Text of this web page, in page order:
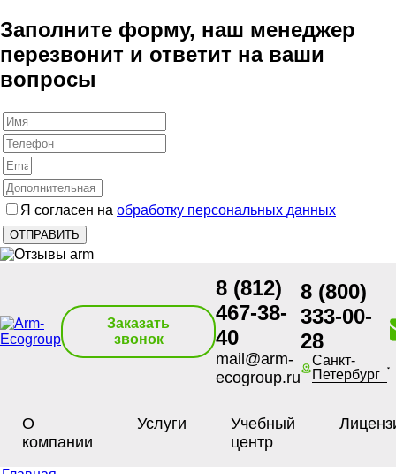
Заполните форму, наш менеджер
перезвонит и ответит на ваши
вопросы
Я согласен на обработку персональных данных
Заказать
звонок
8 (812)
467-38-
40
mail@arm-
ecogroup.ru
8 (800)
333-00-
28
Санкт-
Петербург
О
компании
Услуги
Учебный
центр